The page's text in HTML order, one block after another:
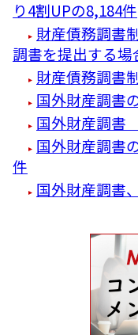
り4割UPの8,184件
財産債務調書
調書を提出する場
財産債務調書
国外財産調書
国外財産調書
国外財産調書
件
国外財産調書